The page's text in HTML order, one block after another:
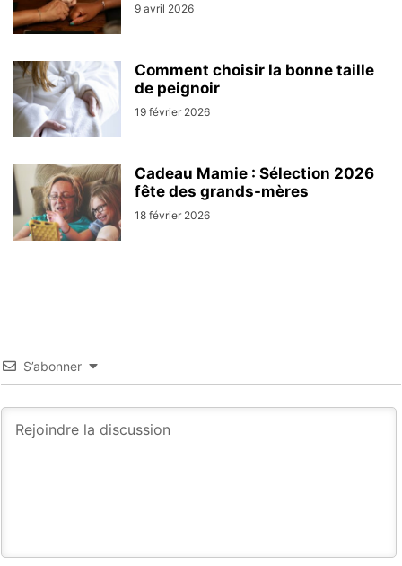
9 avril 2026
Comment choisir la bonne taille
de peignoir
19 février 2026
Cadeau Mamie : Sélection 2026
fête des grands-mères
18 février 2026
S’abonner